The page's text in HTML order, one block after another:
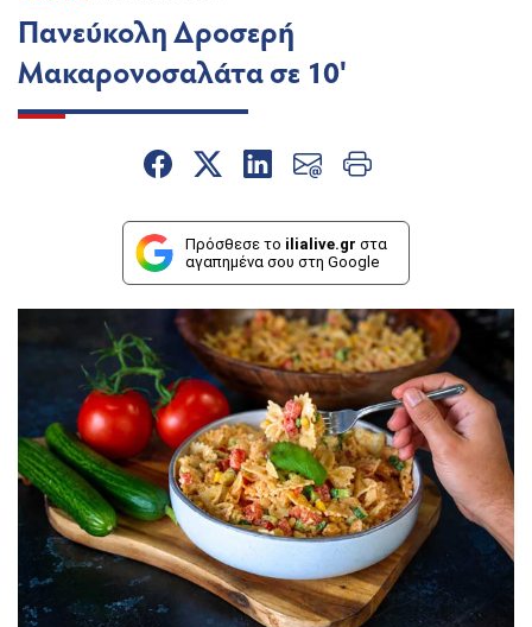
Πανεύκολη Δροσερή
Μακαρονοσαλάτα σε 10'
Πρόσθεσε το ilialive.gr στα
αγαπημένα σου στη Google